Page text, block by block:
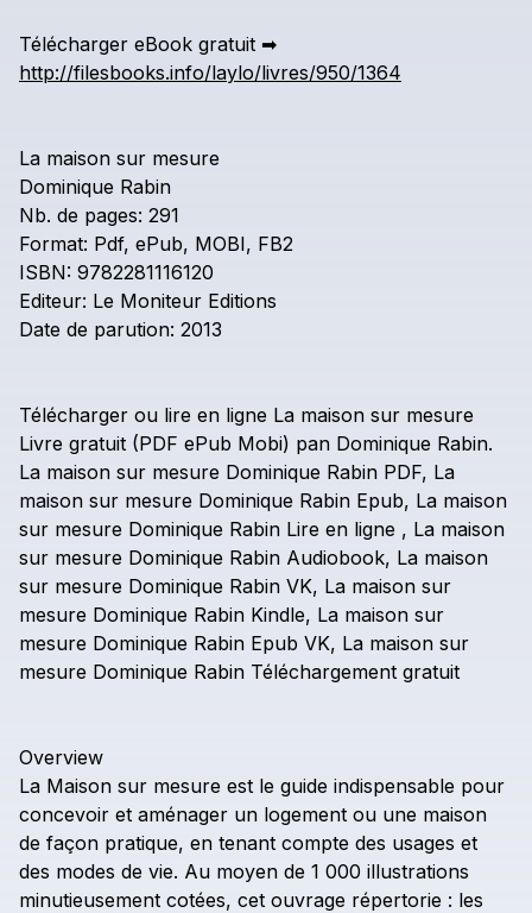
Télécharger eBook gratuit ➡
http://filesbooks.info/laylo/livres/950/1364
La maison sur mesure
Dominique Rabin
Nb. de pages: 291
Format: Pdf, ePub, MOBI, FB2
ISBN: 9782281116120
Editeur: Le Moniteur Editions
Date de parution: 2013
Télécharger ou lire en ligne La maison sur mesure
Livre gratuit (PDF ePub Mobi) pan Dominique Rabin.
La maison sur mesure Dominique Rabin PDF, La
maison sur mesure Dominique Rabin Epub, La maison
sur mesure Dominique Rabin Lire en ligne , La maison
sur mesure Dominique Rabin Audiobook, La maison
sur mesure Dominique Rabin VK, La maison sur
mesure Dominique Rabin Kindle, La maison sur
mesure Dominique Rabin Epub VK, La maison sur
mesure Dominique Rabin Téléchargement gratuit
Overview
La Maison sur mesure est le guide indispensable pour
concevoir et aménager un logement ou une maison
de façon pratique, en tenant compte des usages et
des modes de vie. Au moyen de 1 000 illustrations
minutieusement cotées, cet ouvrage répertorie : les